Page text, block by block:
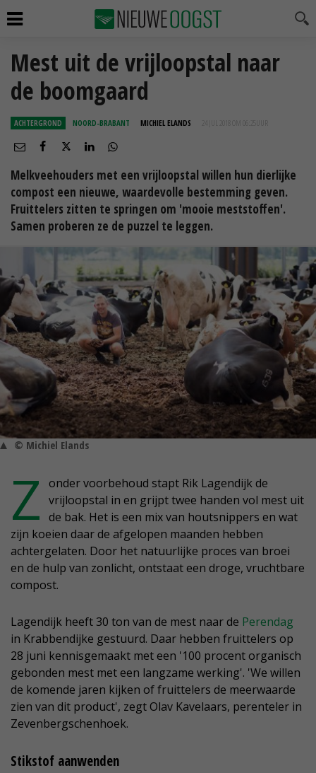
Mest uit de vrijloopstal naar
de boomgaard
ACHTERGROND NOORD-BRABANT MICHIEL ELANDS 24 JUL 2018 OM 06:25
Melkveehouders met een vrijloopstal willen hun dierlijke
compost een nieuwe, waardevolle bestemming geven.
Fruittelers zitten te springen om 'mooie meststoffen'.
Samen proberen ze de puzzel te leggen.
© Michiel Elands
Z onder voorbehoud stapt Rik Lagendijk de
vrijloopstal in en grijpt twee handen vol mest uit
de bak. Het is een mix van houtsnippers en wat
zijn koeien daar de afgelopen maanden hebben
achtergelaten. Door het natuurlijke proces van broei
en de hulp van zonlicht, ontstaat een droge, vruchtbare
compost.
Lagendijk heeft 30 ton van de mest naar de Perendag
in Krabbendijke gestuurd. Daar hebben fruittelers op
28 juni kennisgemaakt met een '100 procent organisch
gebonden mest met een langzame werking'. 'We willen
de komende jaren kijken of fruittelers de meerwaarde
zien van dit product', zegt Olav Kavelaars, perenteler in
Zevenbergschenhoek.
Stikstof aanwenden